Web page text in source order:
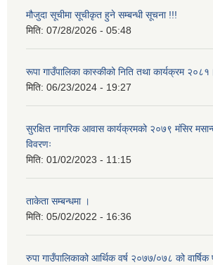
मौजुदा सूचीमा सूचीकृत हुने सम्बन्धी सूचना !!!
मिति: 07/28/2026 - 05:48
रूपा गाउँपालिका कास्कीको निति तथा कार्यक्रम
मिति: 06/23/2024 - 19:27
सुरक्षित नागरिक आवास कार्यक्रमको २०७९ मंसिर
विवरणः
मिति: 01/02/2023 - 11:15
ताकेता सम्बन्धमा ।
मिति: 05/02/2022 - 16:36
रुपा गाउँपालिकाको आर्थिक वर्ष २०७७/०७८ को वार्षिक